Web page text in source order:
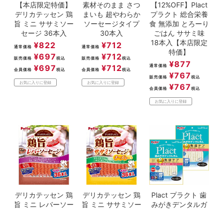
【本店限定特価】
デリカテッセン 鶏
旨 ミニ ササミソー
セージ 36本入
通常価格 ¥822
販売価格 ¥697 税込
会員価格 ¥697 税込
お気に入りに登録
素材そのまま さつ
まいも 超やわらか
ソーセージタイプ
30本入
通常価格 ¥712
販売価格 ¥712税込
会員価格 ¥712税込
お気に入りに登録
【12%OFF】Plact
プラクト 総合栄養
食 無添加 とろーり
ごはん ササミ味
18本入【本店限定
特価】
通常価格 ¥877
販売価格 ¥767 税込
会員価格 ¥767 税込
お気に入りに登録
デリカテッセン 鶏
旨 ミニ レバーソー
デリカテッセン 鶏
旨 ミニ ササミソー
Plact プラクト 歯
みがきデンタルガ